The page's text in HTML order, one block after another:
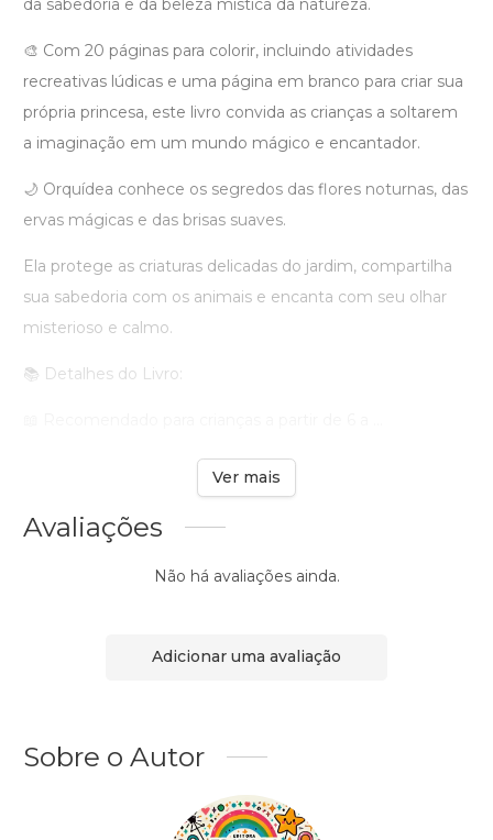
🎨 Com 20 páginas para colorir, incluindo atividades
recreativas lúdicas e uma página em branco para criar sua
própria princesa, este livro convida as crianças a soltarem
a imaginação em um mundo mágico e encantador.
🌙 Orquídea conhece os segredos das flores noturnas, das
ervas mágicas e das brisas suaves.
Ela protege as criaturas delicadas do jardim, compartilha
sua sabedoria com os animais e encanta com seu olhar
misterioso e calmo.
📚 Detalhes do Livro:
Ver mais
Avaliações
Não há avaliações ainda.
Adicionar uma avaliação
Sobre o Autor